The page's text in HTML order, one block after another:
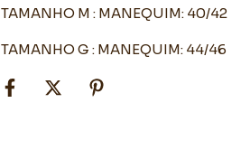
TAMANHO M : MANEQUIM: 40/42
TAMANHO G : MANEQUIM: 44/46